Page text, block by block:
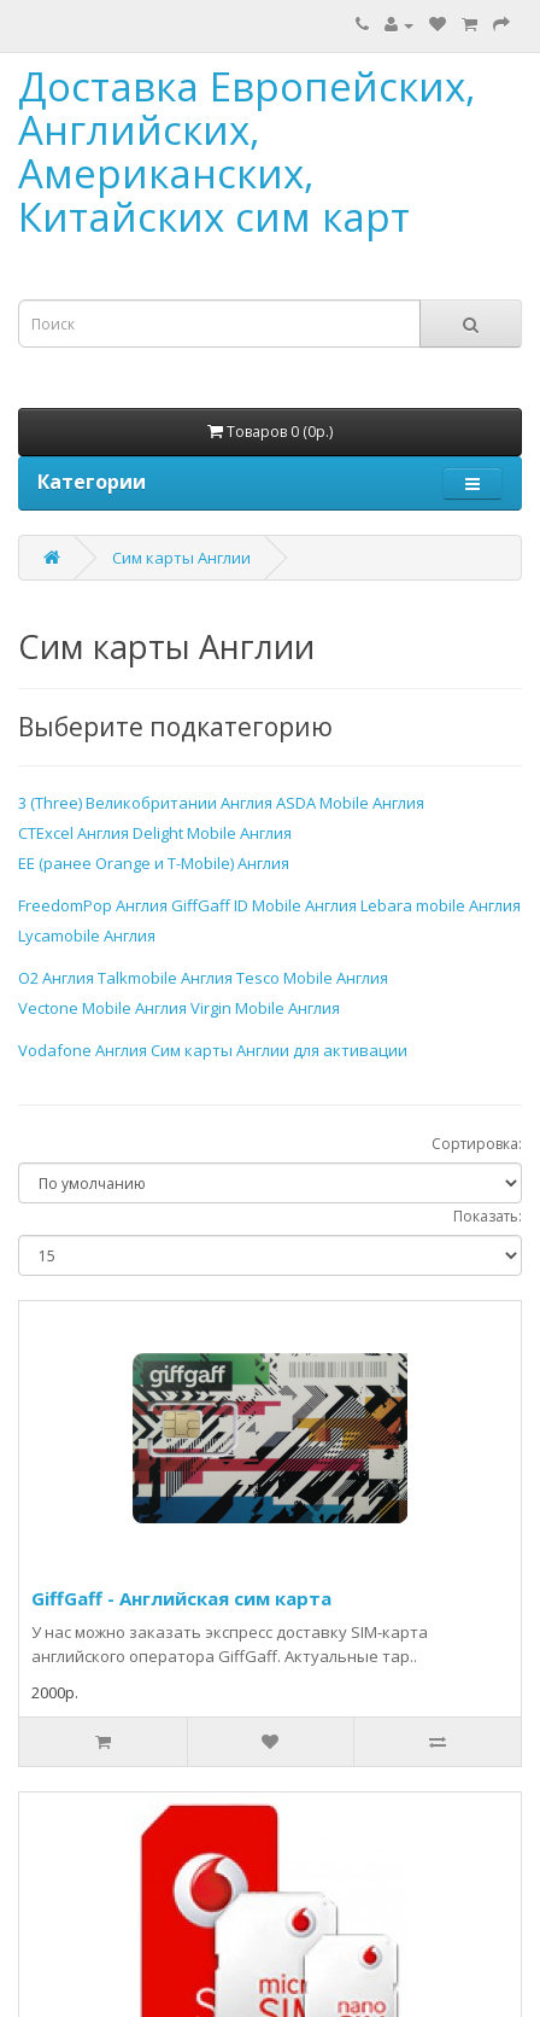
Доставка Европейских,
Английских,
Американских,
Китайских сим карт
Товаров 0 (0р.)
Категории
Сим карты Англии
Сим карты Англии
Выберите подкатегорию
3 (Three) Великобритании Англия ASDA Mobile Англия
CTExcel Англия Delight Mobile Англия
EE (ранее Orange и T-Mobile) Англия
FreedomPop Англия GiffGaffID Mobile Англия Lebara mobile Англия
Lycamobile Англия
O2 Англия Talkmobile Англия Tesco Mobile Англия
Vectone Mobile Англия Virgin Mobile Англия
Vodafone Англия Сим карты Англии для активации
Сортировка:
Показать:
GiffGaff - Английская сим карта
У нас можно заказать экспресс доставку SIM-карта
английского оператора GiffGaff. Актуальные тар..
2000р.